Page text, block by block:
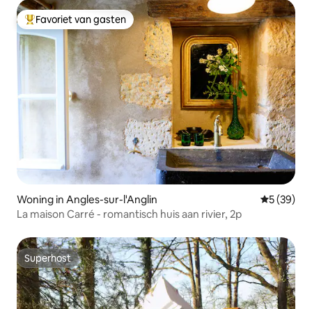
Topfavoriet van gasten
Favoriet van gasten
Woning in Angles-sur-l'Anglin
5 (39)
La maison Carré - romantisch huis aan rivier, 2p
Superhost
Superhost